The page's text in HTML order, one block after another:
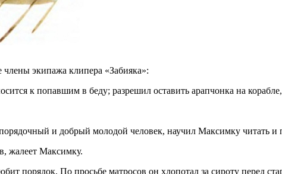
экипажа клипера «Забияка»:
к попавшим в беду; разрешил оставить арапчонка на
и добрый молодой человек, научил Максимку читать и
жалеет Максимку.
порядок. По просьбе матросов он хлопотал за сироту перед